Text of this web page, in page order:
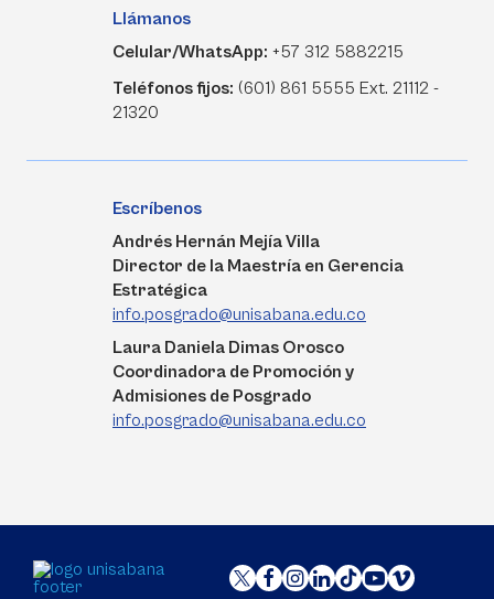
Llámanos
Celular/WhatsApp: +57 312 5882215
Teléfonos fijos: (601) 861 5555 Ext. 21112 -
21320
Escríbenos
Andrés Hernán Mejía Villa
Director de la Maestría en Gerencia
Estratégica
info.posgrado@unisabana.edu.co
Laura Daniela Dimas Orosco
Coordinadora de Promoción y
Admisiones de Posgrado
info.posgrado@unisabana.edu.co